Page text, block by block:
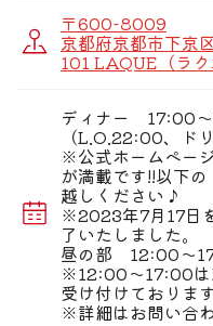
落ち着いた空間と豊富
トに演出。
【"おもてなし"の場に最
円(税込)
上質な和食を揃えた懐
大切なシーンに。
【個室宴会承ります】
掘りごたつや椅子を中
意。
最大36名様まで、ご利
す。お気軽にご連絡く
〒600-8009
京都府京都市下京
101 LAQUE（ラ
ディナー 17:00
（L.O.22:00、ド
※公式ホームペー
が満載です!!以下
越しください♪
※2023年7月17日
了いたしました。
昼の部 12:00〜
※12:00〜17:00は
受け付けております
※詳細はお問い合